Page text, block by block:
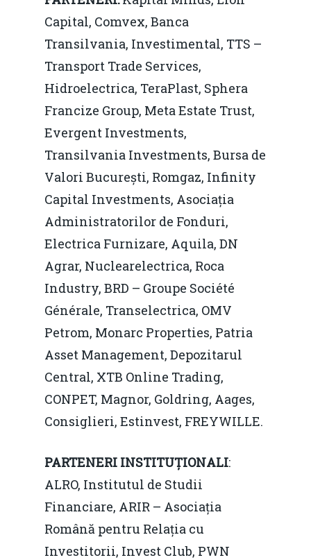
Capital, Comvex, Banca
Transilvania, Investimental, TTS –
Transport Trade Services,
Hidroelectrica, TeraPlast, Sphera
Francize Group, Meta Estate Trust,
Evergent Investments,
Transilvania Investments, Bursa de
Valori București, Romgaz, Infinity
Capital Investments, Asociația
Administratorilor de Fonduri,
Electrica Furnizare, Aquila, DN
Agrar, Nuclearelectrica, Roca
Industry, BRD – Groupe Société
Générale, Transelectrica, OMV
Petrom, Monarc Properties, Patria
Asset Management, Depozitarul
Central, XTB Online Trading,
CONPET, Magnor, Goldring, Aages,
Consiglieri, Estinvest, FREYWILLE.
PARTENERI INSTITUȚIONALI:
ALRO, Institutul de Studii
Financiare, ARIR – Asociația
Română pentru Relația cu
Investitorii, Invest Club, PWN
Home
Noutăți
Despre
Evenimente
Foto
Modelul economic
Video